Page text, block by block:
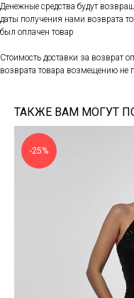
Денежные средства будут
даты получения нами возврата
был оплачен товар
Стоимость доставки за возврат
возврата товара возмещению не
ТАКЖЕ ВАМ МОГУТ
-25%